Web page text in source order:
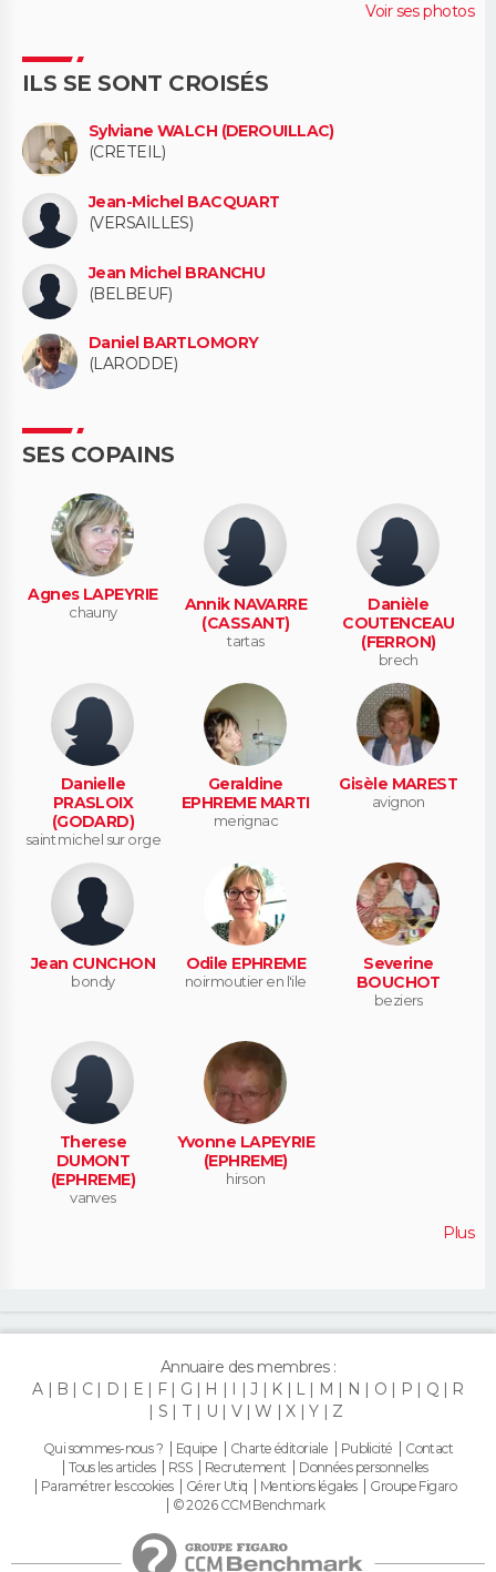
Voir ses photos
ILS SE SONT CROISÉS
Sylviane WALCH (DEROUILLAC)
(CRETEIL)
Jean-Michel BACQUART
(VERSAILLES)
Jean Michel BRANCHU
(BELBEUF)
Daniel BARTLOMORY
(LARODDE)
SES COPAINS
Agnes LAPEYRIE
chauny
Annik NAVARRE
(CASSANT)
tartas
Danièle
COUTENCEAU
(FERRON)
brech
Danielle
PRASLOIX
(GODARD)
saint michel sur orge
Geraldine
EPHREME MARTI
merignac
Gisèle MAREST
avignon
Jean CUNCHON
bondy
Odile EPHREME
noirmoutier en l'ile
Severine
BOUCHOT
beziers
Therese
DUMONT
(EPHREME)
vanves
Yvonne LAPEYRIE
(EPHREME)
hirson
Plus
Annuaire des membres :
A
B C D E F G H I J K L M N O P Q
R
S
T U V W X Y Z
Qui sommes-nous ? Equipe Charte éditoriale Publicité
Contact
Tous les articles
RSS Recrutement
Données personnelles
Paramétrer les cookies
Gérer Utiq Mentions légales
Groupe Figaro
© 2026 CCM Benchmark